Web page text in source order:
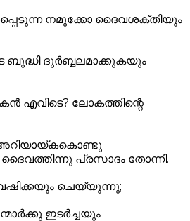
നമുക്കോ ദൈവശക്തിയും
ബുദ്ധി ദുർബ്ബലമാക്കുകയും
എവിടെ? ലോകത്തിന്റെ
പ്രസാദം തോന്നി.
ചെയ്യുന്നു;
ഇടർച്ചയും